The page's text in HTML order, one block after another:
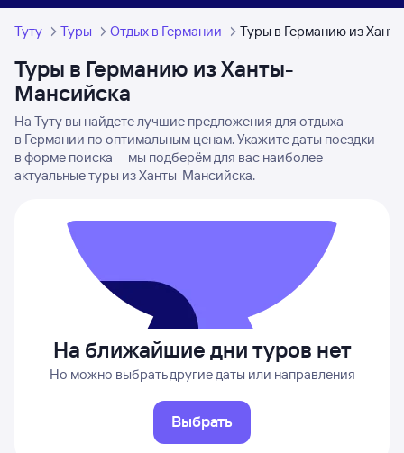
Туту Туры Отдых в Германии Туры в Германию из
Туры в Германию из Ханты-
Мансийска
На Туту вы найдете лучшие предложения для отдыха
в Германии по оптимальным ценам. Укажите даты поездки
в форме поиска — мы подберём для вас наиболее
актуальные туры из Ханты-Мансийска.
На ближайшие дни туров нет
Но можно выбрать другие даты или направления
Выбрать